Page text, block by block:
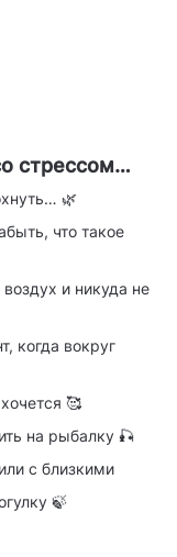
стрессом…
🌿
что такое
и никуда не
когда вокруг
🥰
на рыбалку 🎣
с близкими
🍃